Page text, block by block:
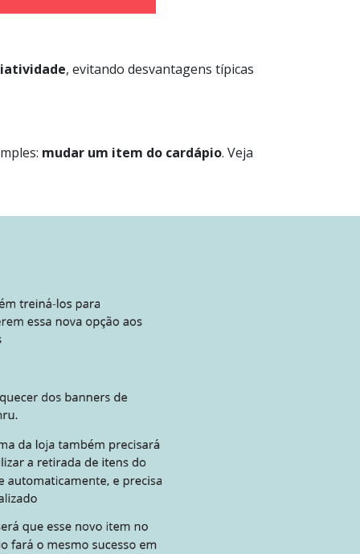
, evitando desvantagens típicas
mudar um item do cardápio. Veja